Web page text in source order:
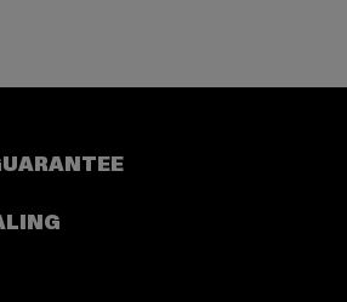
page:page:
YouTube channel: